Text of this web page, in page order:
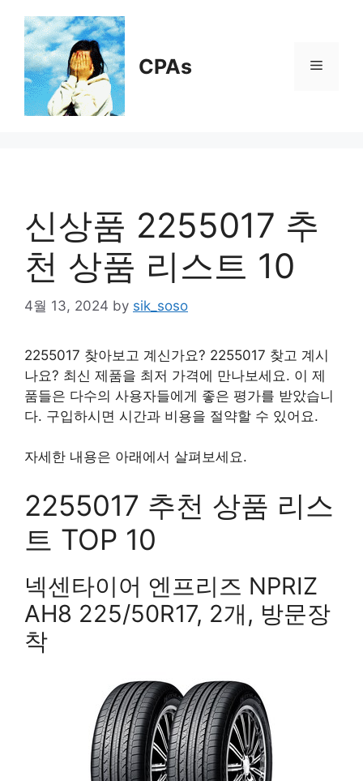
content
CPAs Menu
신상품 2255017 추
천 상품 리스트 10
4월 13, 2024 by sik_soso
2255017 찾아보고 계신가요? 2255017 찾고 계시
나요? 최신 제품을 최저 가격에 만나보세요. 이 제
품들은 다수의 사용자들에게 좋은 평가를 받았습니
다. 구입하시면 시간과 비용을 절약할 수 있어요.
자세한 내용은 아래에서 살펴보세요.
2255017 추천 상품 리스
트 TOP 10
넥센타이어 엔프리즈 NPRIZ
AH8 225/50R17, 2개, 방문장
착